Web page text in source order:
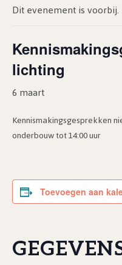
Dit evenement is voorbij.
lichting
6 maart
Kennismakingsgesprekken
onderbouw tot 14:00 uur
Toevoegen aan